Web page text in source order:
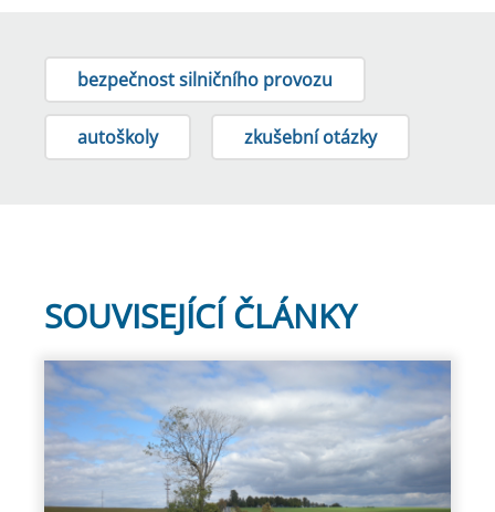
bezpečnost silničního provozu
autoškoly zkušební otázky
SOUVISEJÍCÍ ČLÁNKY